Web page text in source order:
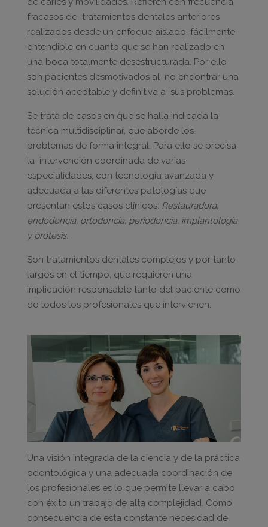
fracasos de tratamientos dentales anteriores
realizados desde un enfoque aislado, fácilmente
entendible en cuanto que se han realizado en
una boca totalmente desestructurada. Por ello
son pacientes desmotivados al no encontrar una
solución aceptable y definitiva a sus problemas.
Se trata de casos en que se halla indicada la
técnica multidisciplinar, que aborde los
problemas de forma integral. Para ello se precisa
la intervención coordinada de varias
especialidades, con tecnología avanzada y
adecuada a las diferentes patologías que
presentan estos casos clínicos: Restauradora,
endodoncia, ortodoncia, periodoncia, implantología
y prótesis.
Son tratamientos dentales complejos y por tanto
largos en el tiempo, que requieren una
implicación responsable tanto del paciente como
de todos los profesionales que intervienen.
Una visión integrada de la ciencia y de la práctica
odontológica y una adecuada coordinación de
los profesionales es lo que permite llevar a cabo
con éxito un trabajo de alta complejidad. Como
consecuencia de esta constante necesidad de